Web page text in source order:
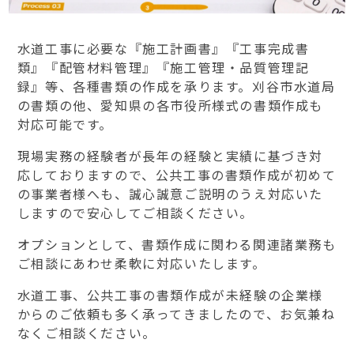
水道工事に必要な『施工計画書』『工事完成書
類』『配管材料管理』『施工管理・品質管理記
録』等、各種書類の作成を承ります。刈谷市水道局
の書類の他、愛知県の各市役所様式の書類作成も
対応可能です。
現場実務の経験者が長年の経験と実績に基づき対
応しておりますので、公共工事の書類作成が初めて
の事業者様へも、誠心誠意ご説明のうえ対応いた
しますので安心してご相談ください。
オプションとして、書類作成に関わる関連諸業務も
ご相談にあわせ柔軟に対応いたします。
水道工事、公共工事の書類作成が未経験の企業様
からのご依頼も多く承ってきましたので、お気兼ね
なくご相談ください。